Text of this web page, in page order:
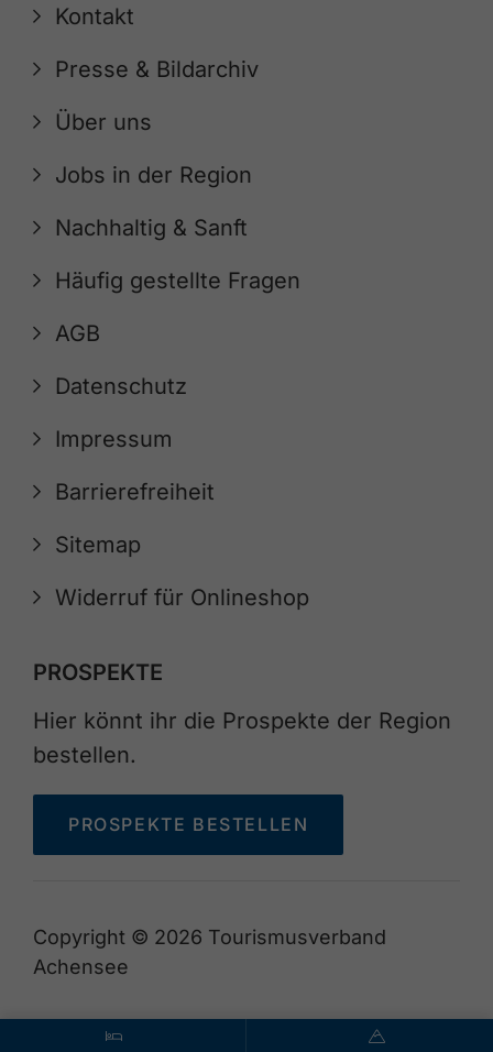
Kontakt
Presse & Bildarchiv
Über uns
Jobs in der Region
Nachhaltig & Sanft
Häufig gestellte Fragen
AGB
Datenschutz
Impressum
Barrierefreiheit
Sitemap
Widerruf für Onlineshop
PROSPEKTE
Hier könnt ihr die Prospekte der Region
bestellen.
PROSPEKTE BESTELLEN
Copyright © 2026 Tourismusverband
Achensee